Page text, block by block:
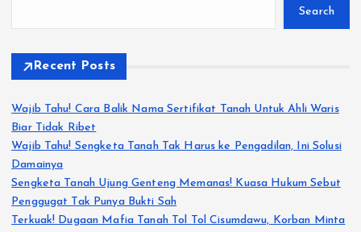
Search
Recent Posts
Wajib Tahu! Cara Balik Nama Sertifikat Tanah Untuk Ahli Waris
Biar Tidak Ribet
Wajib Tahu! Sengketa Tanah Tak Harus ke Pengadilan, Ini Solusi
Damainya
Sengketa Tanah Ujung Genteng Memanas! Kuasa Hukum Sebut
Penggugat Tak Punya Bukti Sah
Terkuak! Dugaan Mafia Tanah Tol Tol Cisumdawu, Korban Minta